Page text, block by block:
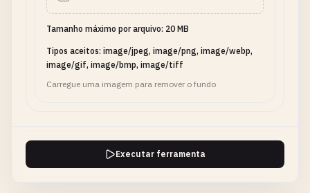
Tamanho máximo por arquivo: 20 MB
Tipos aceitos: image/jpeg, image/png, image/webp,
image/gif, image/bmp, image/tiff
Carregue uma imagem para remover o fundo
Executar ferramenta